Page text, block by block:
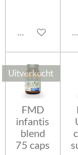
In winkelwagen
Uitverkocht
FMD
infantis
blend
75 caps